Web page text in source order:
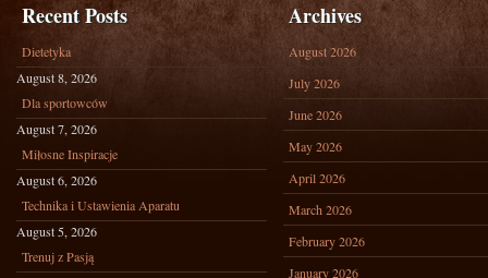
WYTRWAĆ
Recent Posts
Dietetyka
August 8, 2026
Dla sportowców
August 7, 2026
Miłosne Inspiracje
August 6, 2026
Technika i Ustawienia Aparatu
August 5, 2026
Trenuj z Pasją
Archives
August 2026
July 2026
June 2026
May 2026
April 2026
March 2026
February 2026
January 2026